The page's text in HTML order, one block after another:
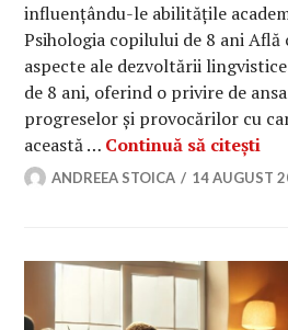
influențându-le abilitățile
Psihologia copilului de 8 ani
aspecte ale dezvoltării
de 8 ani, oferind o privire de
progreselor și provocărilor cu
această … Continuă să citești
ANDREEA STOICA 14 AUGUST